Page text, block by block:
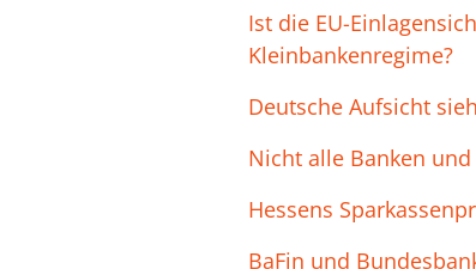
Ist die EU-
Kleinbankenregime?
Deutsche Aufsicht
Nicht alle Banken
Hessens
BaFin und